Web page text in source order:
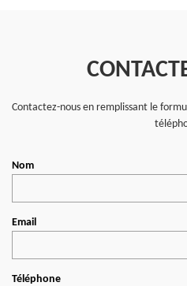
Contactez-nous en remplissant le
Nom
Email
Téléphone